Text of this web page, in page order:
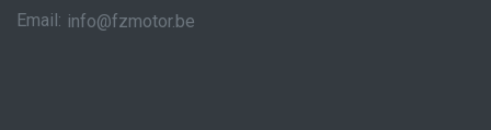
Email: info@fzmotor.be